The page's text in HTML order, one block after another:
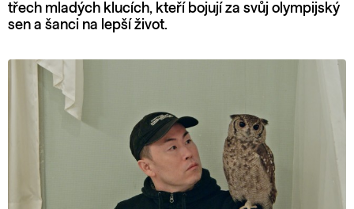
třech mladých klucích, kteří bojují za svůj olympijský
sen a šanci na lepší život.